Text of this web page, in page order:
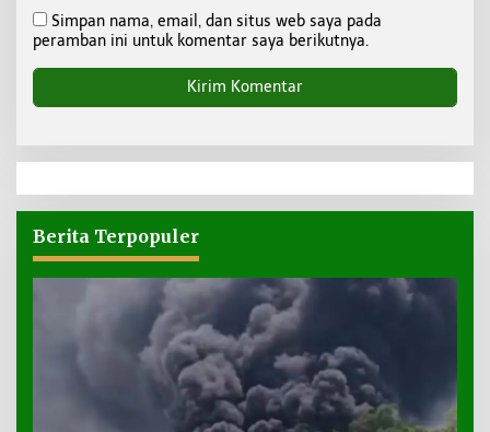
Simpan nama, email, dan situs web saya pada
peramban ini untuk komentar saya berikutnya.
Berita Terpopuler